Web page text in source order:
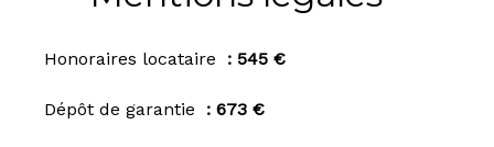
Honoraires locataire 545 €
Dépôt de garantie 673 €